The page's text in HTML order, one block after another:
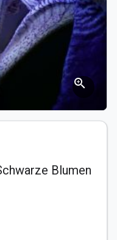
zoom_in
Blumen